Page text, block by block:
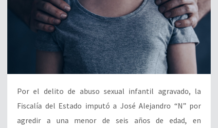
Por el delito de abuso sexual infantil agravado, la
Fiscalía del Estado imputó a José Alejandro “N” por
agredir a una menor de seis años de edad, en